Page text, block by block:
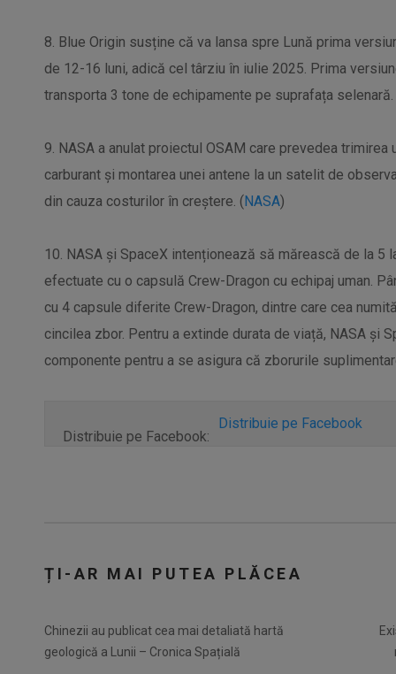
8. Blue Origin susține că va lansa spre Lună prima
de 12-16 luni, adică cel târziu în iulie 2025. Prima
transporta 3 tone de echipamente pe suprafața selenară.
9. NASA a anulat proiectul OSAM care prevedea
carburant și montarea unei antene la un satelit de
din cauza costurilor în creștere. (NASA)
10. NASA și SpaceX intenționează să mărească de la 5
efectuate cu o capsulă Crew-Dragon cu echipaj uman.
cu 4 capsule diferite Crew-Dragon, dintre care cea
cincilea zbor. Pentru a extinde durata de viață, NASA și
componente pentru a se asigura că zborurile
Distribuie pe Facebook:
Distribuie pe Facebook
ȚI-AR MAI PUTEA PLĂCEA
Chinezii au publicat cea mai detaliată hartă
geologică a Lunii – Cronica Spațială